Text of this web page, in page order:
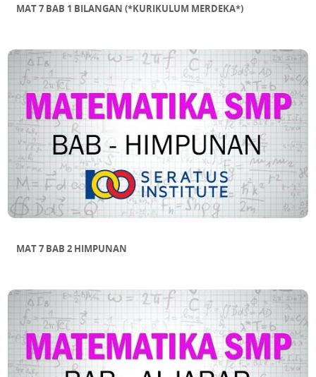
MAT 7 BAB 1 BILANGAN (*KURIKULUM MERDEKA*)
MAT 7 BAB 2 HIMPUNAN